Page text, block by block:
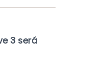
3 será